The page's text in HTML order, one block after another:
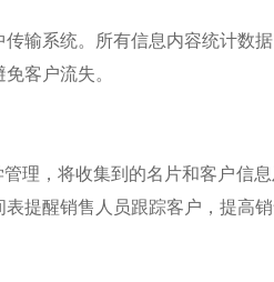
系统。所有信息内容统计数据
客户流失。
，将收集到的名片和客户信息
提醒销售人员跟踪客户，提高销